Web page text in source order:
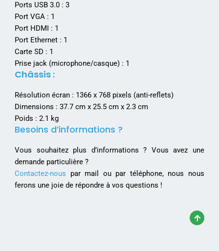
Ports USB 3.0 : 3
Port VGA : 1
Port HDMI : 1
Port Ethernet : 1
Carte SD : 1
Prise jack (microphone/casque) : 1
Châssis :
Résolution écran : 1366 x 768 pixels (anti-reflets)
Dimensions : 37.7 cm x 25.5 cm x 2.3 cm
Poids : 2.1 kg
Besoins d’informations ?
Vous souhaitez plus d’informations ? Vous avez une
demande particulière ?
Contactez-nous par mail ou par téléphone, nous nous
ferons une joie de répondre à vos questions !